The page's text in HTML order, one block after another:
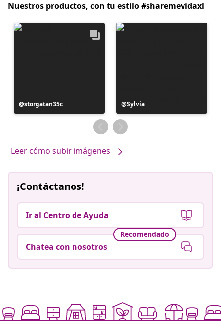
Nuestros productos, con tu estilo #sharemevidaxl
Publicación
realizada
storgatan35c
Publicación
realizada
por
Sylvia
Leer cómo subir imágenes
¡Contáctanos!
Ir al Centro de Ayuda
Recomendado
Chatea con nosotros